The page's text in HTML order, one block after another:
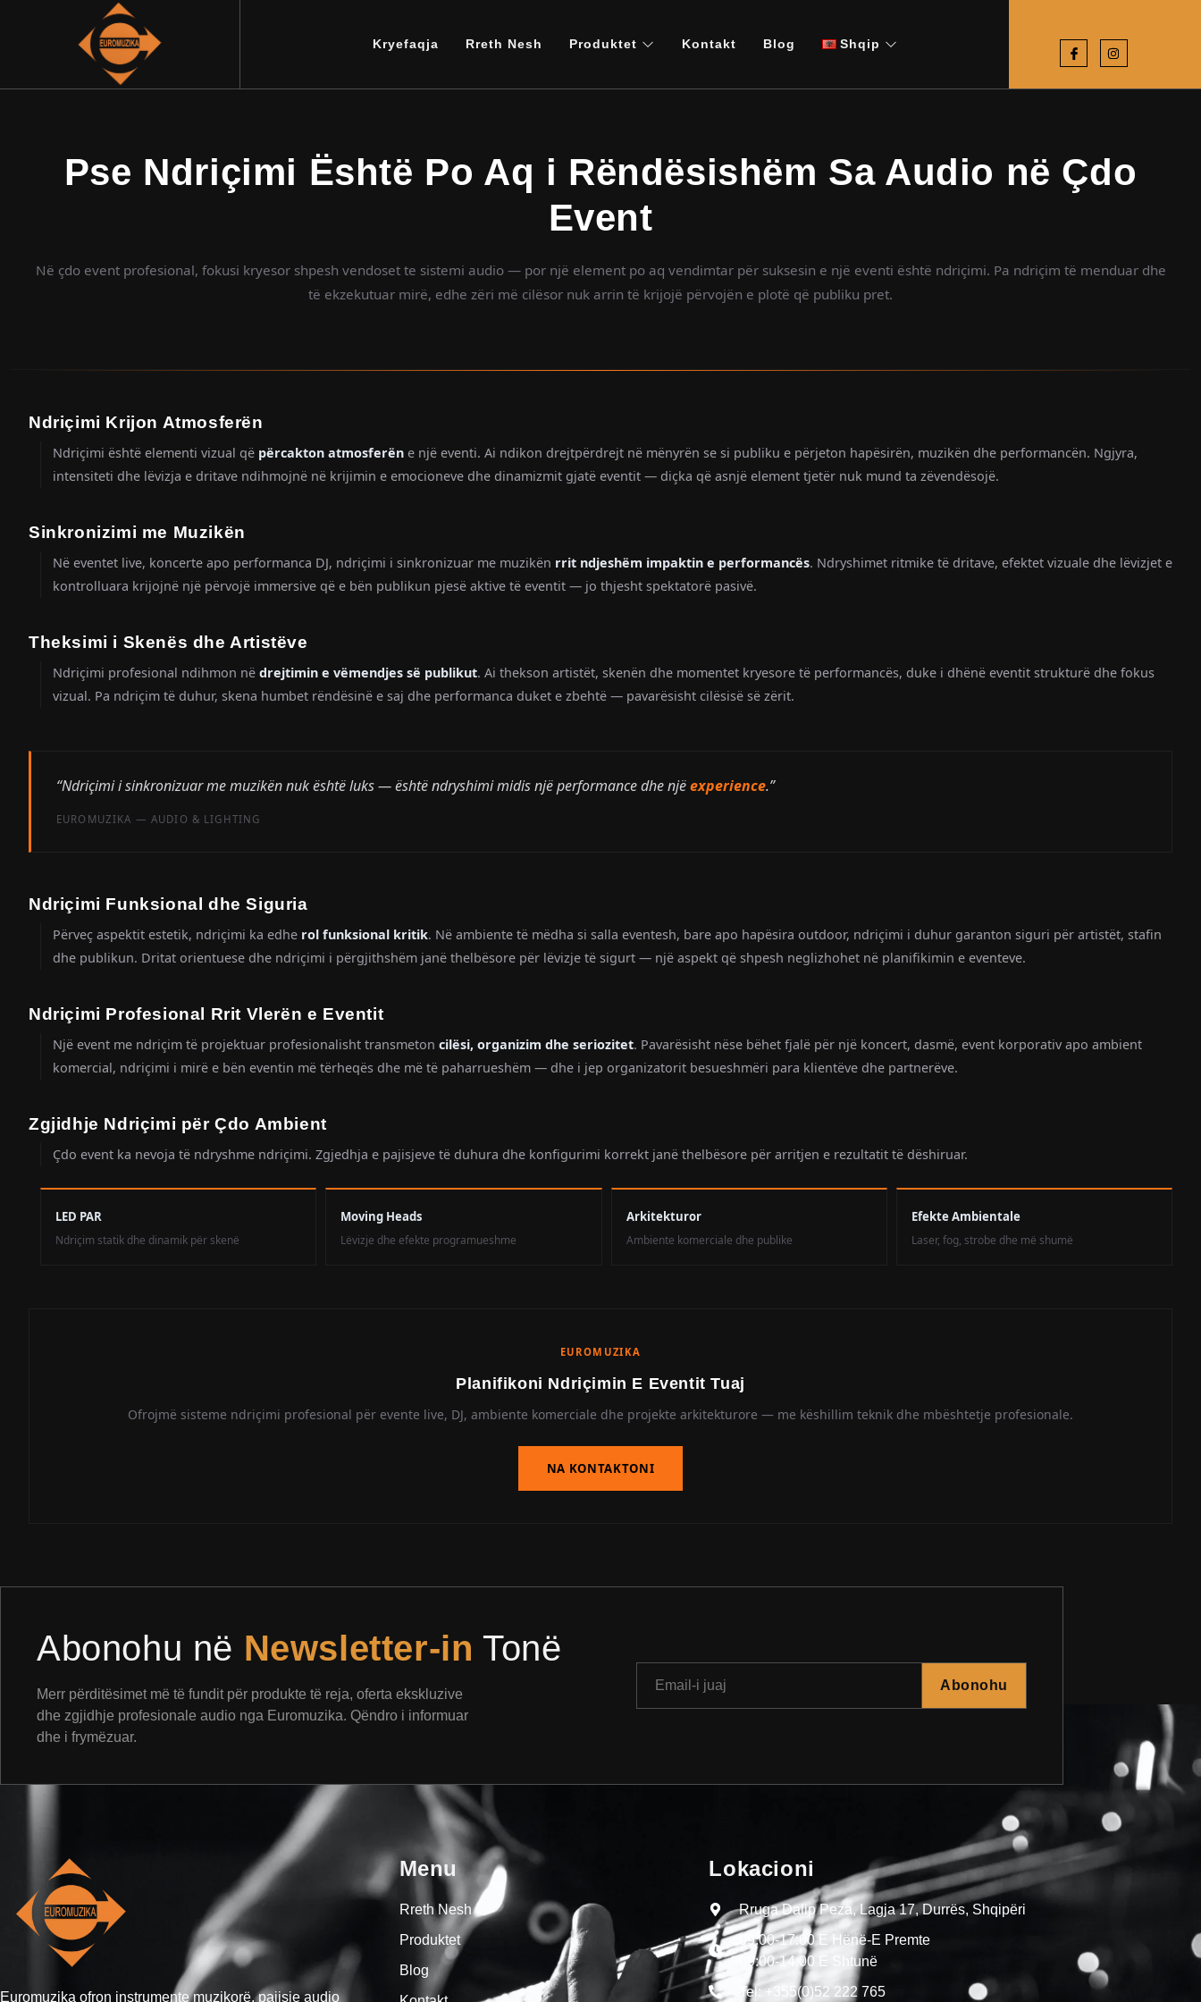
Kryefaqja Rreth Nesh Produktet Kontakt Blog Shqip
Pse Ndriçimi Është Po Aq i Rëndësishëm Sa Audio në Çdo
Event
Në çdo event profesional, fokusi kryesor shpesh vendoset te sistemi audio — por një element po aq vendimtar për suksesin e një eventi është ndriçimi. Pa ndriçim të menduar dhe
të ekzekutuar mirë, edhe zëri më cilësor nuk arrin të krijojë përvojën e plotë që publiku pret.
Ndriçimi Krijon Atmosferën
Ndriçimi është elementi vizual që përcakton atmosferën e një eventi. Ai ndikon drejtpërdrejt në mënyrën se si publiku e përjeton hapësirën, muzikën dhe performancën. Ngjyra,
intensiteti dhe lëvizja e dritave ndihmojnë në krijimin e emocioneve dhe dinamizmit gjatë eventit — diçka që asnjë element tjetër nuk mund ta zëvendësojë.
Sinkronizimi me Muzikën
Në eventet live, koncerte apo performanca DJ, ndriçimi i sinkronizuar me muzikën rrit ndjeshëm impaktin e performancës. Ndryshimet ritmike të dritave, efektet vizuale dhe lëvizjet e
kontrolluara krijojnë një përvojë immersive që e bën publikun pjesë aktive të eventit — jo thjesht spektatorë pasivë.
Theksimi i Skenës dhe Artistëve
Ndriçimi profesional ndihmon në drejtimin e vëmendjes së publikut. Ai thekson artistët, skenën dhe momentet kryesore të performancës, duke i dhënë eventit strukturë dhe fokus
vizual. Pa ndriçim të duhur, skena humbet rëndësinë e saj dhe performanca duket e zbehtë — pavarësisht cilësisë së zërit.
“Ndriçimi i sinkronizuar me muzikën nuk është luks — është ndryshimi midis një performance dhe njëexperience.”
EUROMUZIKA — AUDIO & LIGHTING
Ndriçimi Funksional dhe Siguria
Përveç aspektit estetik, ndriçimi ka edhe rol funksional kritik. Në ambiente të mëdha si salla eventesh, bare apo hapësira outdoor, ndriçimi i duhur garanton siguri për artistët, stafin
dhe publikun. Dritat orientuese dhe ndriçimi i përgjithshëm janë thelbësore për lëvizje të sigurt — një aspekt që shpesh neglizhohet në planifikimin e eventeve.
Ndriçimi Profesional Rrit Vlerën e Eventit
Një event me ndriçim të projektuar profesionalisht transmeton cilësi, organizim dhe seriozitet. Pavarësisht nëse bëhet fjalë për një koncert, dasmë, event korporativ apo ambient
komercial, ndriçimi i mirë e bën eventin më tërheqës dhe më të paharrueshëm — dhe i jep organizatorit besueshmëri para klientëve dhe partnerëve.
Zgjidhje Ndriçimi për Çdo Ambient
Çdo event ka nevoja të ndryshme ndriçimi. Zgjedhja e pajisjeve të duhura dhe konfigurimi korrekt janë thelbësore për arritjen e rezultatit të dëshiruar.
LED PAR
Ndriçim statik dhe dinamik për skenë
Moving Heads
Lëvizje dhe efekte programueshme
Arkitekturor
Ambiente komerciale dhe publike
Efekte Ambientale
Laser, fog, strobe dhe më shumë
EUROMUZIKA
Planifikoni Ndriçimin E Eventit Tuaj
Ofrojmë sisteme ndriçimi profesional për evente live, DJ, ambiente komerciale dhe projekte arkitekturore — me këshillim teknik dhe mbështetje profesionale.
NA KONTAKTONI
Abonohu në Newsletter-in Tonë
Merr përditësimet më të fundit për produkte të reja, oferta ekskluzive
dhe zgjidhje profesionale audio nga Euromuzika. Qëndro i informuar
dhe i frymëzuar.
Abonohu
Euromuzika ofron instrumente muzikorë, pajisje audio
Menu
Rreth Nesh
Produktet
Blog
Lokacioni
Rruga Dalip Peza, Lagja 17, Durrës, Shqipëri
09:00-17:00 E Hënë-E Premte
09:00-14:00 E Shtunë
Tel: +355(0)52 222 765